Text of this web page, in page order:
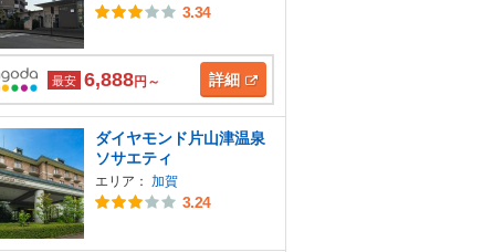
3.34
最安 6,888円～ 詳細
ダイヤモンド片山津温泉
ソサエティ
エリア： 加賀
3.24